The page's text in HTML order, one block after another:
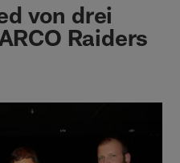
von drei
Raiders